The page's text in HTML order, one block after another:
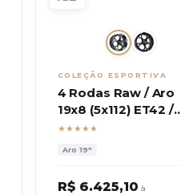
COLEÇÃO ESPORTIVA
4 Rodas Raw / Aro
19x8 (5x112) ET42 /
Modelo A23 Audi A3,
★★★★★
Aro 19"
R$ 6.425,10 à